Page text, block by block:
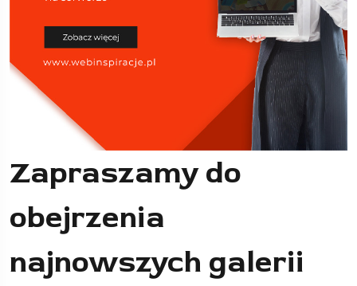
Zapraszamy do
obejrzenia
najnowszych galerii